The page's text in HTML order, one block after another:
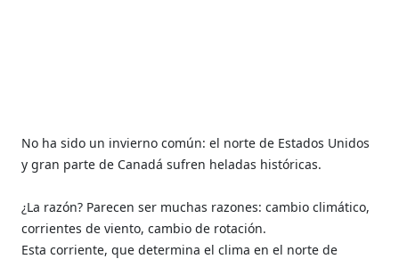
No ha sido un invierno común: el norte de Estados Unidos
y gran parte de Canadá sufren heladas históricas.
¿La razón? Parecen ser muchas razones: cambio climático,
corrientes de viento, cambio de rotación.
Esta corriente, que determina el clima en el norte de